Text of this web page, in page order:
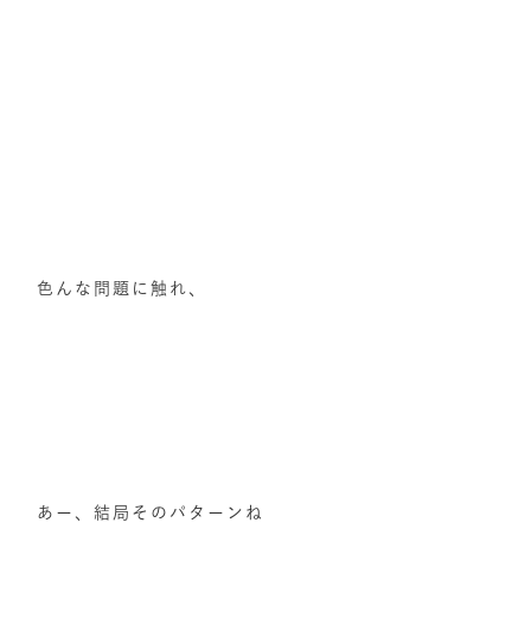
色んな問題に触れ、
あー、結局そのパターンね